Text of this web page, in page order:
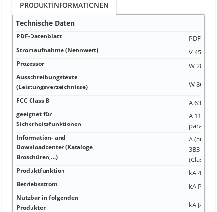
PRODUKTINFORMATIONEN
Technische Daten
PDF-Datenblatt PDF-
Stromaufnahme (Nennwert) V 45°
Prozessor W 28,8 V
Ausschreibungstexte
(Leistungsverzeichnisse)
W 86,6 W
FCC Class B A 63 A
geeignet für
Sicherheitsfunktionen
A 119,5
Information- and
Downloadcenter (Kataloge,
Broschüren,…)
A
3B3 auf
(Class A)
Produktfunktion kA 40 A
Betriebsstrom kA P 1
Nutzbar in folgenden
Produkten
kA Ja 35°